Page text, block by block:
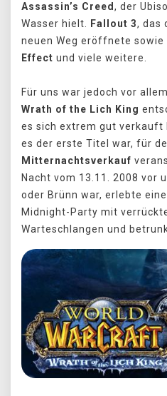
Assassin’s Creed , der
Wasser hielt.
Fallout 3, das
neuen Weg eröffnete sowie
Effect und viele weitere.
Für uns war jedoch vor allem
Wrath of the Lich King
es sich extrem gut verkauft
es der erste Titel war, für
Mitternachtsverkauf
Nacht vom 13.11. 2008 vor
oder Brünn war, erlebte
Midnight-Party mit
Warteschlangen und